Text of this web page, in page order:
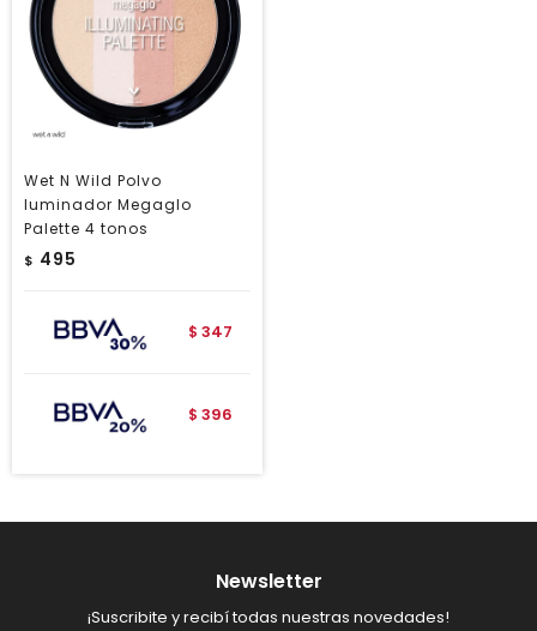
Wet N Wild Polvo
Iuminador Megaglo
Palette 4 tonos
$ 495
$ 347
$ 396
Newsletter
¡Suscribite y recibí todas nuestras novedades!